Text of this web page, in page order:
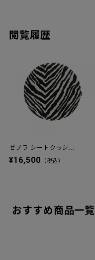
閲覧履歴
ゼブラ シートクッシ...
¥16,500 （税込）
おすすめ商品一覧